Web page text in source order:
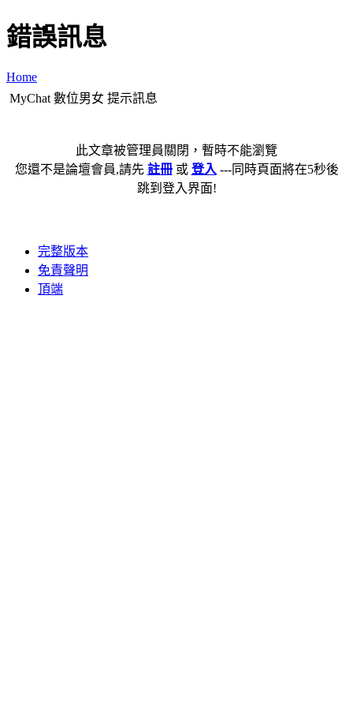
錯誤訊息
Home
MyChat 數位男女 提示訊息
此文章被管理員關閉，暫時不能瀏覽
您還不是論壇會員,請先 註冊或 登入 ---同時頁面將在5秒後
跳到登入界面!
完整版本
免責聲明
頂端